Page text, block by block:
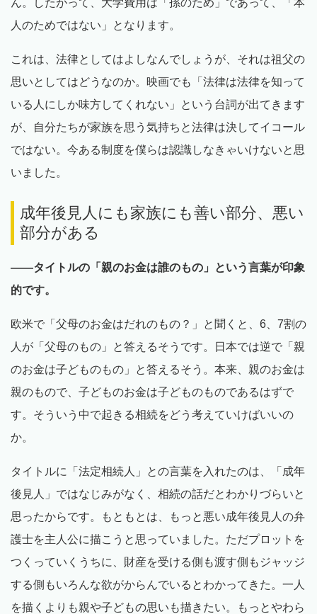
人のためではない」となります。
これは、法律としてはよしなんでしょうが、それは祖父の
思いとしてはどうなのか。映画でも「法律は法律を知って
いる人にしか味方してくれない」という台詞が出てきます
が、自分たちが家族を思う気持ちと法律は決してイコール
ではない。今ある制度を僕らは認識しなきゃいけないと思
いました。
成年後見人にも家族にも善い部分、悪い
部分がある
——タイトルの「親のお金は誰のもの」という言葉が印象
的です。
欧米で「父母のお金はだれのもの？」と聞くと、6、7割の
人が「父母のもの」と答えるそうです。日本では逆で「親
のお金は子どものもの」と答えるそう。本来、親のお金は
親のもので、子どものお金は子どものものであるはずで
す。そういう中で起きる相続をどう考えていけばいいの
か。
タイトルに「法定相続人」との言葉を入れたのは、「成年
後見人」ではなじみがなく、相続の話だとわかりづらいと
思ったからです。もともとは、もっと悪い成年後見人の弁
護士を主人公に描こうと思っていました。ただプロットを
つくっていくうちに、財産を受ける側も渡す側もジャッジ
する側もいろんな欲がからんでいるとわかってきた。一人
を描くよりも親や子どもの思いも描きたい。もっとやわら